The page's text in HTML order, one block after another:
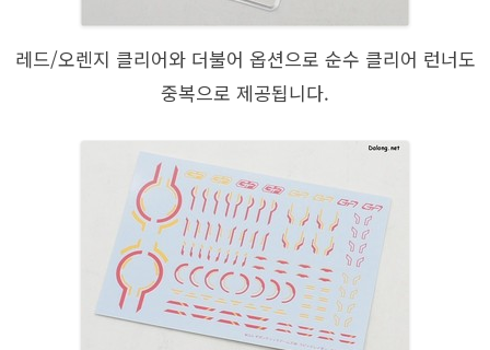
레드/오렌지 클리어와 더불어 옵션으로 순수 클리어 런너도
중복으로 제공됩니다.